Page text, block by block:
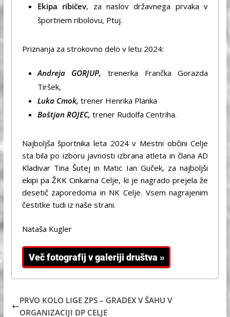
Ekipa ribičev, za naslov državnega prvaka v
športnem ribolovu, Ptuj.
Priznanja za strokovno delo v letu 2024:
Andreja GORJUP, trenerka Frančka Gorazda
Tiršek,
Luka Cmok, trener Henrika Planka
Boštjan ROJEC, trener Rudolfa Centriha.
Najboljša športnika leta 2024 v Mestni občini Celje
sta bila po izboru javnosti izbrana atleta in člana AD
Kladivar Tina Šutej in Matic Ian Guček, za najboljši
ekipi pa ŽKK Cinkarna Celje, ki je nagrado prejela že
desetič zaporedoma in NK Celje. Vsem nagrajenim
čestitke tudi iz naše strani.
Nataša Kugler
PRVO KOLO LIGE ZPS – GRADEX V ŠAHU V
ORGANIZACIJI DP CELJE